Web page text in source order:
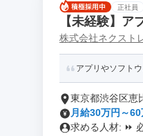
正社員
【未経験】
株式会社ネクスト
アプリやソフト
東京都渋谷区恵
月給30万円～60
求める人材: ⏩